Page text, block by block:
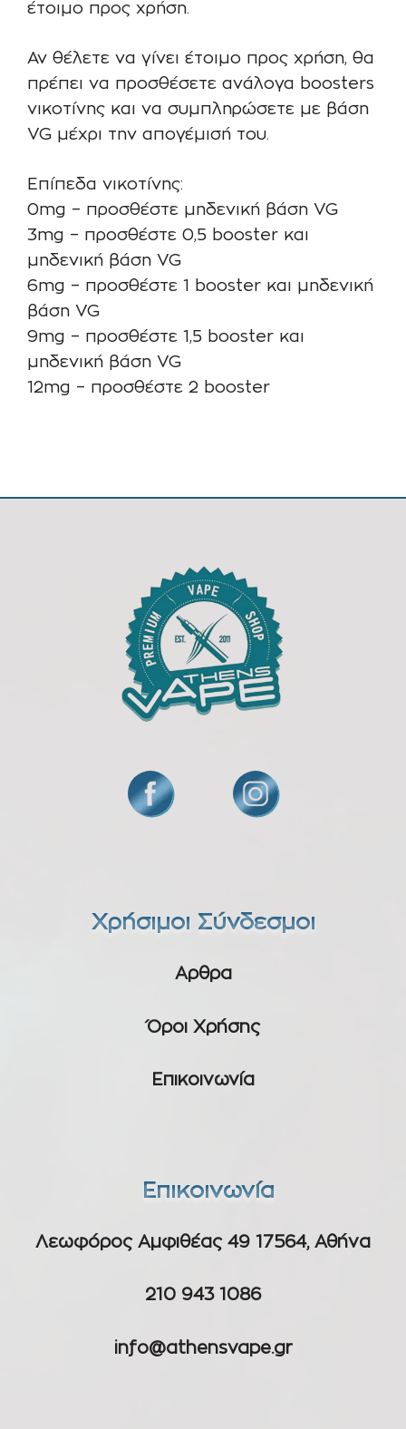
έτοιμο προς χρήση.
Αν θέλετε να γίνει έτοιμο προς χρήση, θα
πρέπει να προσθέσετε ανάλογα boosters
νικοτίνης και να συμπληρώσετε με βάση
VG μέχρι την απογέμισή του.
Επίπεδα νικοτίνης:
0mg – προσθέστε μηδενική βάση VG
3mg – προσθέστε 0,5 booster και
μηδενική βάση VG
6mg – προσθέστε 1 booster και μηδενική
βάση VG
9mg – προσθέστε 1,5 booster και
μηδενική βάση VG
12mg – προσθέστε 2 booster
Χρήσιμοι Σύνδεσμοι
Αρθρα
Όροι Χρήσης
Επικοινωνία
Επικοινωνία
Λεωφόρος Αμφιθέας 49 17564, Αθήνα
210 943 1086
info@athensvape.gr